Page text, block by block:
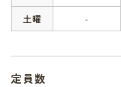
土曜
-
定員数